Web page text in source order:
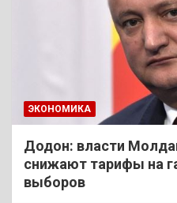
ЭКОНОМИКА
Додон: власти
снижают тарифы на
выборов